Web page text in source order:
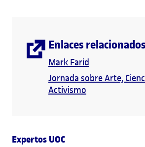
Enlaces
Mark Farid
Jornada sobre Arte,
Activismo
Expertos UOC